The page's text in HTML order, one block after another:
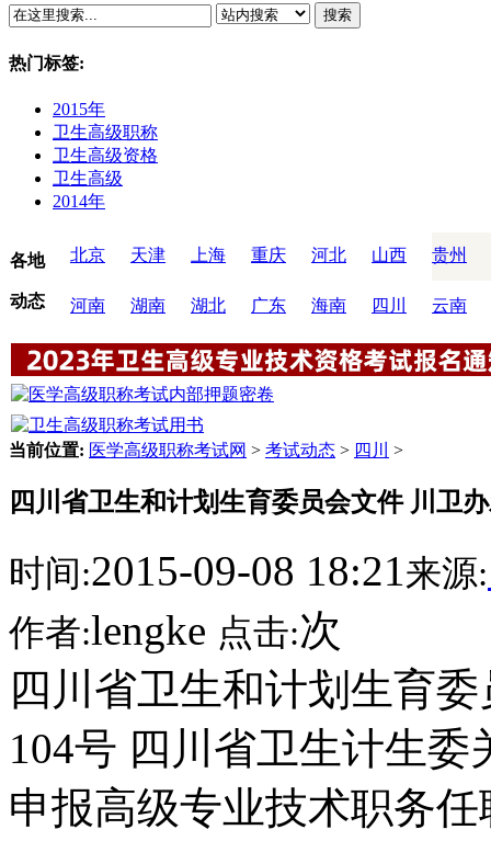
搜索
热门标签:
2015年
卫生高级职称
卫生高级资格
卫生高级
2014年
各地
动态
北京 天津 上海 重庆 河北 山西 贵州
河南 湖南 湖北 广东 海南 四川 云南
当前位置: 医学高级职称考试网 > 考试动态 > 四川 >
四川省卫生和计划生育委员会文件 川卫
时间:2015-09-08 18:21来源:
作者:lengke 点击:次
四川省卫生和计划生育
104号 四川省卫生计生
申报高级专业技术职务